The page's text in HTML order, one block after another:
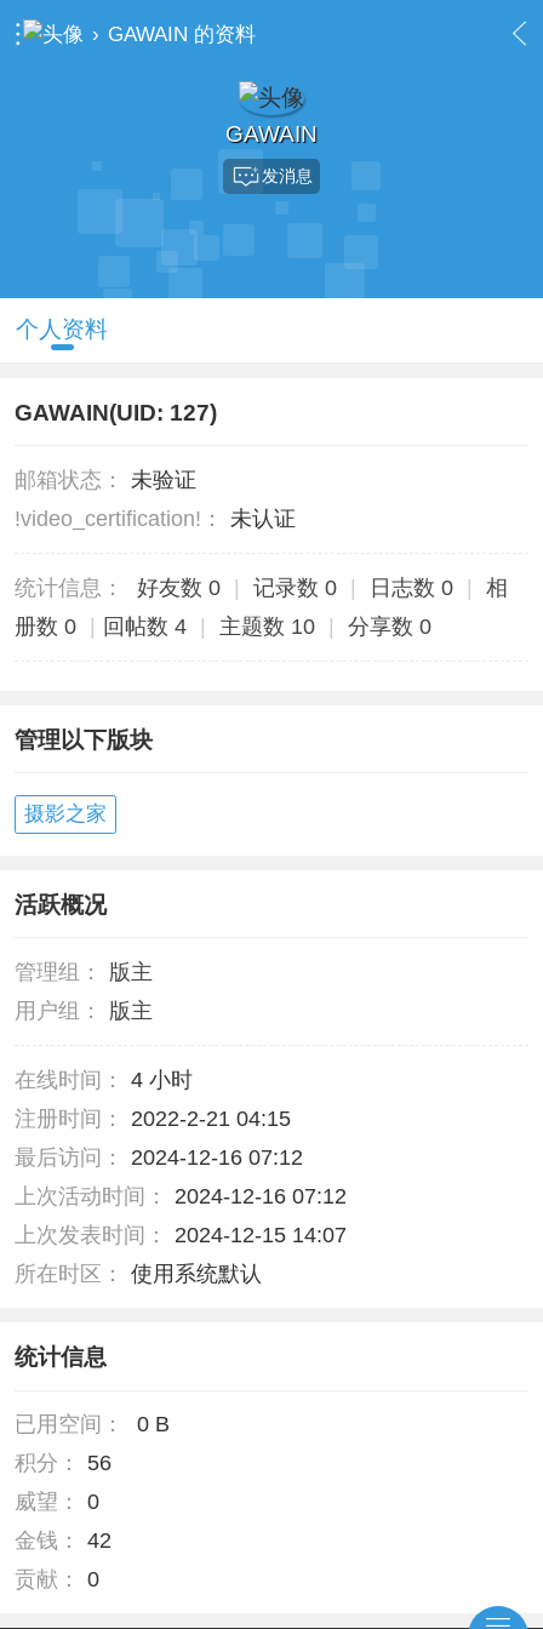
› GAWAIN 的资料
GAWAIN
发消息
个人资料
GAWAIN(UID: 127)
邮箱状态：
未验证
!video_certification!：
未认证
统计信息： 好友数 0 | 记录数 0 | 日志数 0 |
相
册数 0
| 回帖数 4 | 主题数 10 | 分享数 0
管理以下版块
摄影之家
活跃概况
管理组：
版主
用户组：
版主
在线时间：
4 小时
注册时间：
2022-2-21 04:15
最后访问：
2024-12-16 07:12
上次活动时间：
2024-12-16 07:12
上次发表时间：
2024-12-15 14:07
所在时区：
使用系统默认
统计信息
已用空间：
0 B
积分：
56
威望：
0
金钱：
42
贡献：
0